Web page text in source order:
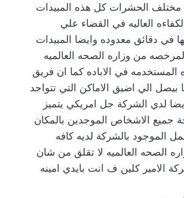
مختلف الحشرات كل هذه المبيدات
العاليه في القضاء علي
في دقائق معدوده وايضا المبيدات
من وزاره الصحه العالميه
المستخدمه في الاباده كما ان فريق
بيصل الي اضيق الاماكن التي تتواجد
لدي الشركة جل امريكي يتميز
جميع الاشخاص الموجدين بالمكان
الموجود بالشركة لديه كافه
الصحه العالميه لا تقلق من شان
الامير كلين ف انت بايدي امينه